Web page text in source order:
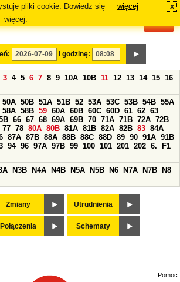
pliki cookie. Dowiedz się
więcej.
więcej x
i godzinę:
3 4 5 6 7 8 9 10A 10B 11 12 13 14 15 16
50A 50B 51A 51B 52 53A 53C 53B 54B 55A
58A 58B 59 60A 60B 60C 60D 61 62 63
66 67 68 69A 69B 70 71A 71B 72A 72B
77 78 80A 80B 81A 81B 82A 82B 83 84A
87A 87B 88A 88B 88C 88D 89 90 91A 91B
94 96 97A 97B 99 100 101 201 202 6.
F1
N3B N4A N4B N5A N5B N6 N7A N7B
N8
Zmiany Utrudnienia
Połączenia Schematy
Pomoc